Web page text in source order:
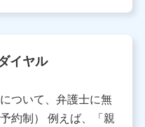
お客さまの識別子、属
ご利用に関する情報。例
別、年齢、家族構成、住
履歴などが含まれます。
する各種サービスなどの
イヤル
ついて、弁護士に無
約制） 例えば、「親